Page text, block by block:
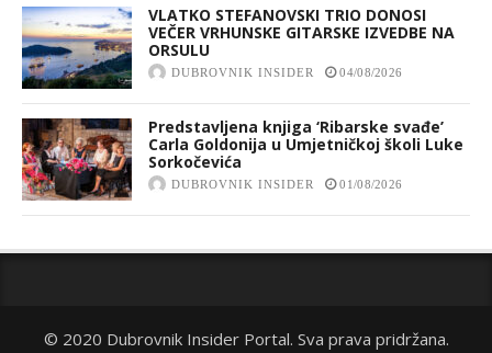
VLATKO STEFANOVSKI TRIO DONOSI
VEČER VRHUNSKE GITARSKE IZVEDBE NA
ORSULU
DUBROVNIK INSIDER 04/08/2026
Predstavljena knjiga ‘Ribarske svađe’
Carla Goldonija u Umjetničkoj školi Luke
Sorkočevića
DUBROVNIK INSIDER 01/08/2026
© 2020 Dubrovnik Insider Portal. Sva prava pridržana.